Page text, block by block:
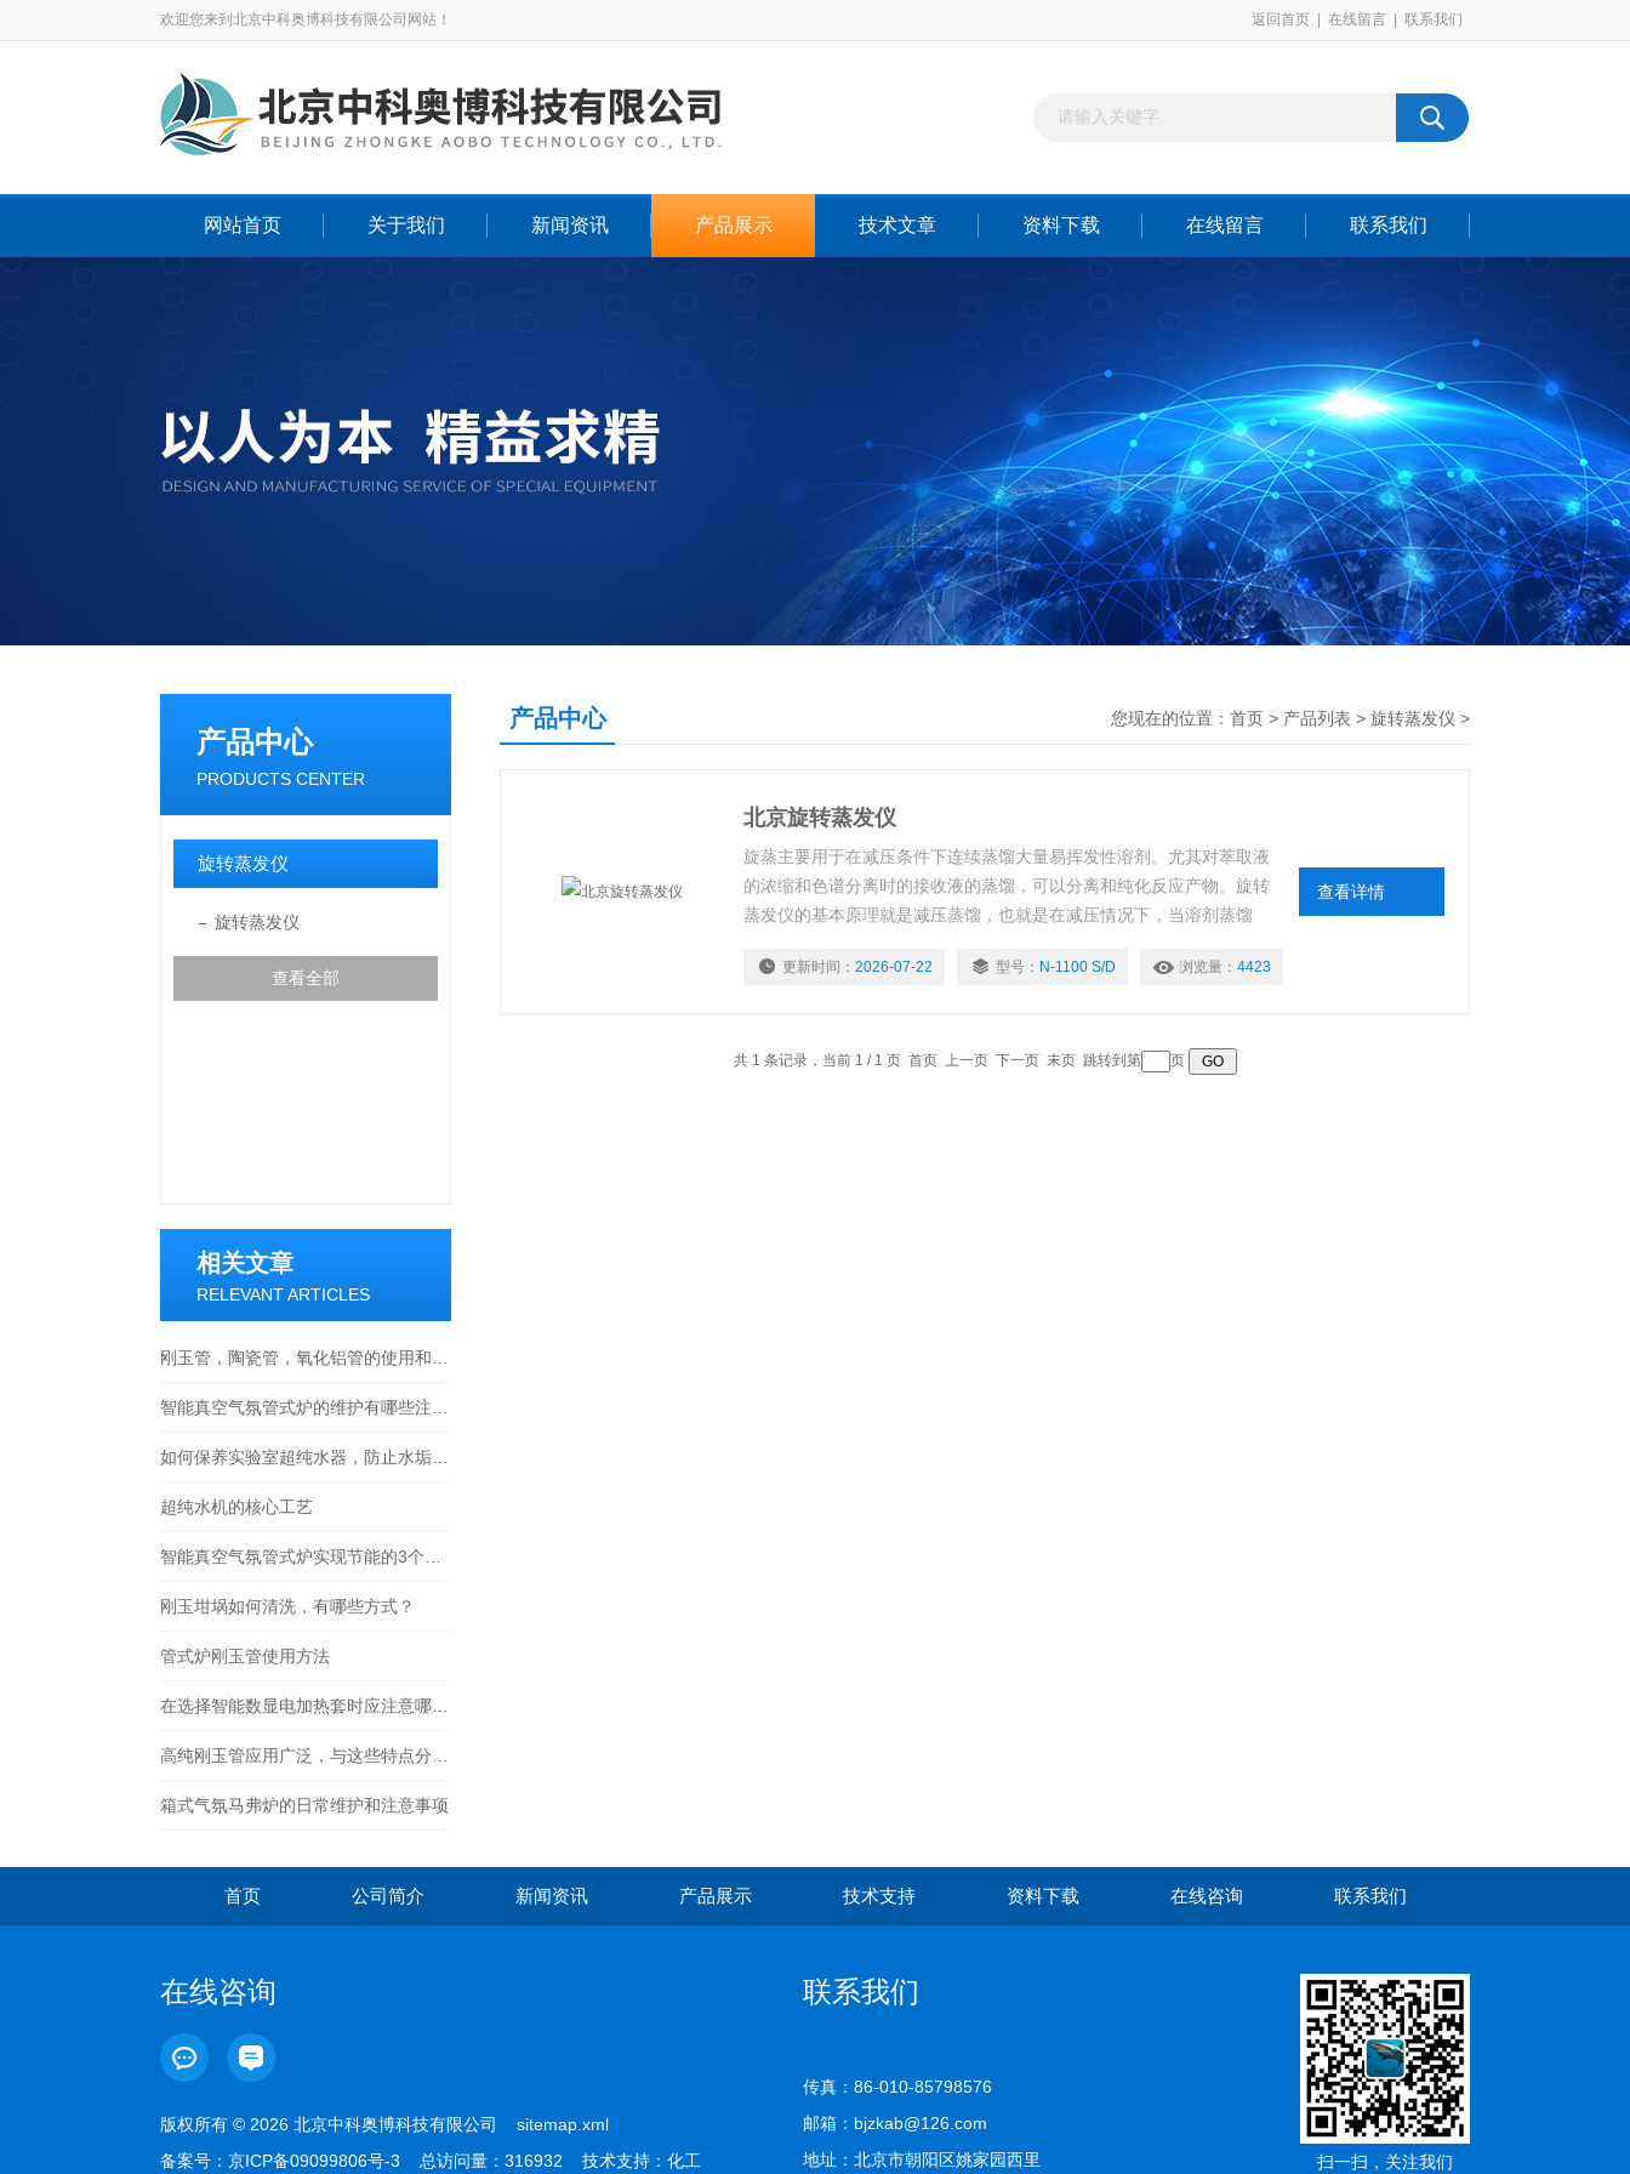
欢迎您来到北京中科奥博科技有限公司网站！ 返回首页 在线留言 联系我们
网站首页 关于我们 新闻资讯 产品展示 技术文章 资料下载 在线留言 联系我们
产品中心
PRODUCTS CENTER
旋转蒸发仪
旋转蒸发仪
查看全部
相关文章
RELEVANT ARTICLES
超纯水机的核心工艺
刚玉坩埚如何清洗，有哪些方式？
管式炉刚玉管使用方法
箱式气氛马弗炉的日常维护和注意事项
产品中心 您现在的位置： 首页 > 产品列表 > 旋转蒸发仪 >
北京旋转蒸发仪
旋蒸主要用于在减压条件下连续蒸馏大量易挥发性溶剂。尤其对萃取液
的浓缩和色谱分离时的接收液的蒸馏，可以分离和纯化反应产物。旋转
蒸发仪的基本原理就是减压蒸馏，也就是在减压情况下，当溶剂蒸馏
的梨形或圆底烧瓶，通过一高度回流蛇形冷凝管与减压泵相连，回流冷
更新时间： 2026-07-22 型号： N-1100 S/D 浏览量： 4423
查看详情
共 1 条记录，当前 1 / 1 页 首页 上一页 下一页 末页 跳转到第 页
首页 公司简介 新闻资讯 产品展示 技术支持 资料下载 在线咨询 联系我们
在线咨询
版权所有 © 2026 北京中科奥博科技有限公司 sitemap.xml
备案号： 京ICP备09099806号-3 总访问量：316932 技术支持： 化工
联系我们
传真：86-010-85798576
邮箱：bjzkab@126.com
地址：北京市朝阳区姚家园西里
扫一扫，关注我们